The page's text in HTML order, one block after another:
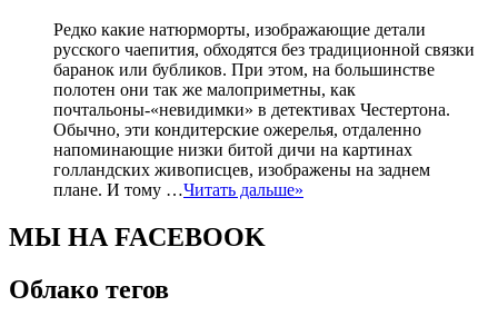
Редко какие натюрморты, изображающие детали
русского чаепития, обходятся без традиционной связки
баранок или бубликов. При этом, на большинстве
полотен они так же малоприметны, как
почтальоны-«невидимки» в детективах Честертона.
Обычно, эти кондитерские ожерелья, отдаленно
напоминающие низки битой дичи на картинах
голландских живописцев, изображены на заднем
плане. И тому …Читать дальше»
МЫ НА FACEBOOK
Облако тегов